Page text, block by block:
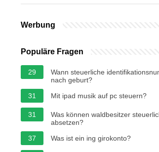
Werbung
Populäre Fragen
29
Wann steuerliche
nach geburt?
31
Mit ipad musik auf pc steuern?
31
Was können waldbesitzer
absetzen?
37
Was ist ein ing girokonto?